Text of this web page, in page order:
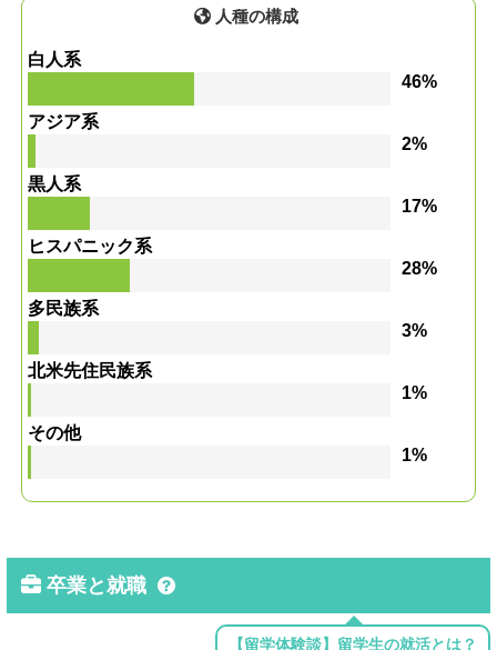
人種の構成
白人系
46%
アジア系
2%
黒人系
17%
ヒスパニック系
28%
多民族系
3%
北米先住民族系
1%
その他
1%
卒業と就職
【留学体験談】留学生の就活とは？